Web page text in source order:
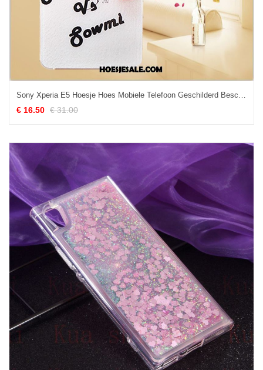
Sony Xperia E5 Hoesje Hoes Mobiele Telefoon Geschilderd Bescherming Wit Goedkoop
€ 16.50 € 31.00